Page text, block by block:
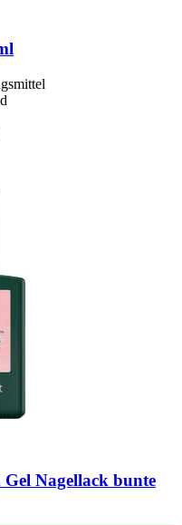
Gel Nagellack bunte